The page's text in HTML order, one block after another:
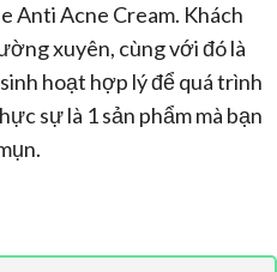
Anti Acne Cream. Khách
xuyên, cùng với đó là
hoạt hợp lý để quá trình
sự là 1 sản phẩm mà bạn